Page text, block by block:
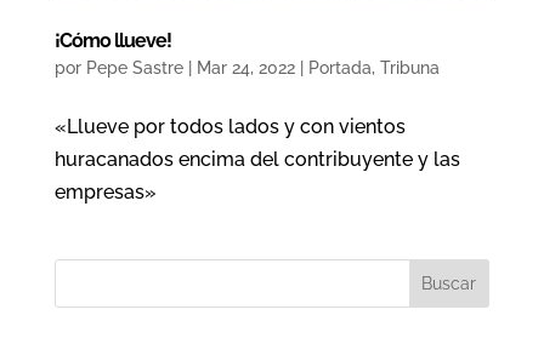
¡Cómo llueve!
por Pepe Sastre| Mar 24, 2022| Portada, Tribuna
«Llueve por todos lados y con vientos
huracanados encima del contribuyente y las
empresas»
Buscar